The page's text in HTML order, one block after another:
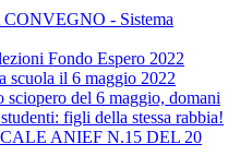
- Sistema
Fondo Espero 2022
scuola il 6 maggio 2022
sciopero del 6 maggio, domani
figli della stessa rabbia!
ANIEF N.15 DEL 20